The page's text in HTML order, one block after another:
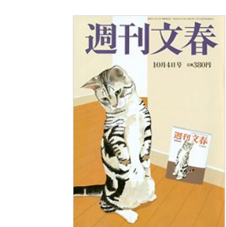
「90%は失敗する。で
終戦から81年